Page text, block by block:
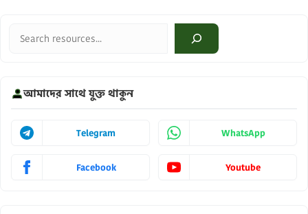
আমাদের সাথে যুক্ত থাকুন
Telegram WhatsApp
Facebook Youtube